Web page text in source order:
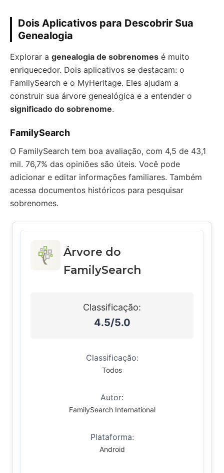
Dois Aplicativos para Descobrir Sua
Genealogia
Explorar a genealogia de sobrenomes é muito
enriquecedor. Dois aplicativos se destacam: o
FamilySearch e o MyHeritage. Eles ajudam a
construir sua árvore genealógica e a entender o
significado do sobrenome.
FamilySearch
O FamilySearch tem boa avaliação, com 4,5 de 43,1
mil. 76,7% das opiniões são úteis. Você pode
adicionar e editar informações familiares. Também
acessa documentos históricos para pesquisar
sobrenomes.
Árvore do
FamilySearch
Classificação:
4.5/5.0
Classificação:
Todos
Autor:
FamilySearch International
Plataforma:
Android